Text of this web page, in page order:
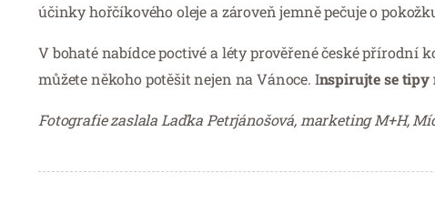
účinky hořčíkového oleje a zároveň jemně pečuje o
V bohaté nabídce poctivé a léty prověřené české přírodní
můžete někoho potěšit nejen na Vánoce. Inspirujte se tipy
Fotografie zaslala Laďka Petrjánošová, marketing M+H,